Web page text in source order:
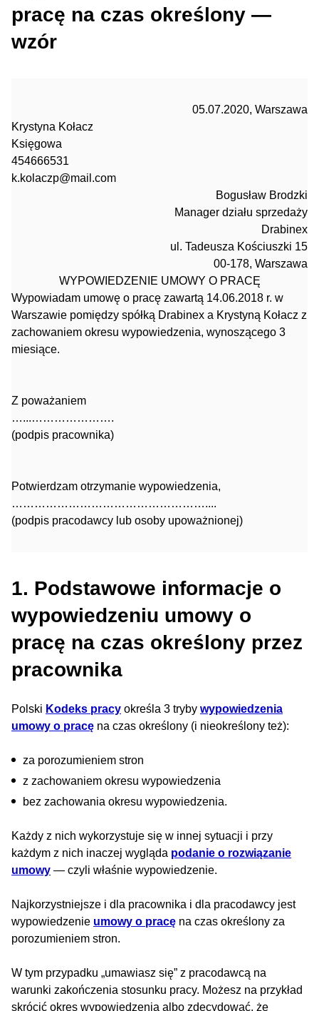
pracę na czas określony —
wzór
05.07.2020, Warszawa
Krystyna Kołacz
Księgowa
454666531
k.kolaczp@mail.com
Bogusław Brodzki
Manager działu sprzedaży
Drabinex
ul. Tadeusza Kościuszki 15
00-178, Warszawa
WYPOWIEDZENIE UMOWY O PRACĘ
Wypowiadam umowę o pracę zawartą 14.06.2018 r. w
Warszawie pomiędzy spółką Drabinex a Krystyną Kołacz z
zachowaniem okresu wypowiedzenia, wynoszącego 3
miesiące.
Z poważaniem
…...………………….
(podpis pracownika)
Potwierdzam otrzymanie wypowiedzenia,
……………………………………………....
(podpis pracodawcy lub osoby upoważnionej)
1. Podstawowe informacje o
wypowiedzeniu umowy o
pracę na czas określony przez
pracownika
Polski Kodeks pracy określa 3 tryby wypowiedzenia
umowy o pracę na czas określony (i nieokreślony też):
za porozumieniem stron
z zachowaniem okresu wypowiedzenia
bez zachowania okresu wypowiedzenia.
Każdy z nich wykorzystuje się w innej sytuacji i przy
każdym z nich inaczej wygląda podanie o rozwiązanie
umowy — czyli właśnie wypowiedzenie.
Najkorzystniejsze i dla pracownika i dla pracodawcy jest
wypowiedzenie umowy o pracę na czas określony za
porozumieniem stron.
W tym przypadku „umawiasz się” z pracodawcą na
warunki zakończenia stosunku pracy. Możesz na przykład
skrócić okres wypowiedzenia albo zdecydować, że